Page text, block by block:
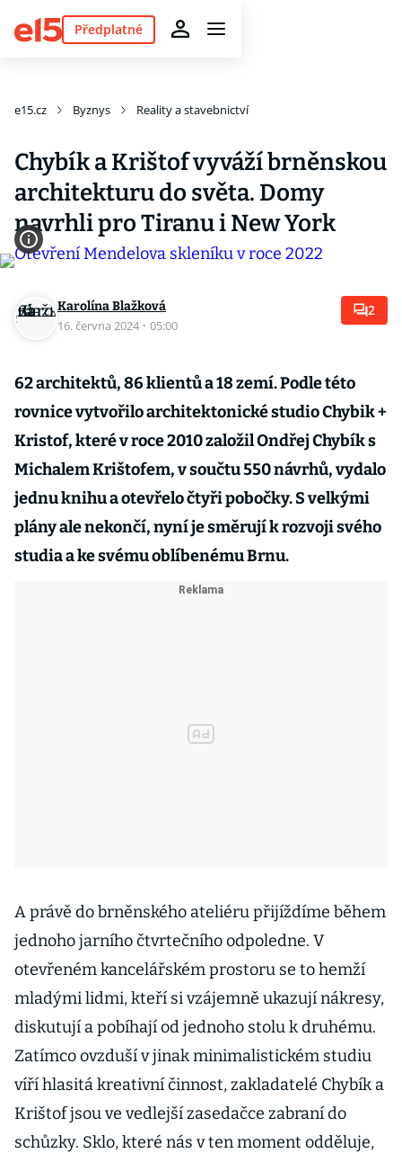
Předplatné
e15.cz Byznys Reality a stavebnictví
Chybík a Krištof vyváží brněnskou
architekturu do světa. Domy
navrhli pro Tiranu i New York
Karolína Blažková
16. června 2024 · 05:00
2
62 architektů, 86 klientů a 18 zemí. Podle této
rovnice vytvořilo architektonické studio Chybik +
Kristof, které v roce 2010 založil Ondřej Chybík s
Michalem Krištofem, v součtu 550 návrhů, vydalo
jednu knihu a otevřelo čtyři pobočky. S velkými
plány ale nekončí, nyní je směrují k rozvoji svého
studia a ke svému oblíbenému Brnu.
A právě do brněnského ateliéru přijíždíme během
jednoho jarního čtvrtečního odpoledne. V
otevřeném kancelářském prostoru se to hemží
mladými lidmi, kteří si vzájemně ukazují nákresy,
diskutují a pobíhají od jednoho stolu k druhému.
Zatímco ovzduší v jinak minimalistickém studiu
víří hlasitá kreativní činnost, zakladatelé Chybík a
Krištof jsou ve vedlejší zasedačce zabraní do
schůzky. Sklo, které nás v ten moment odděluje,